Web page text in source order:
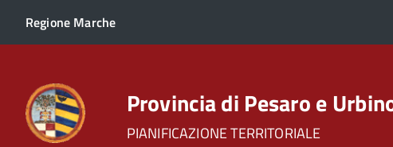
Regione Marche
Provincia di Pesaro e
PIANIFICAZIONE TERRITORIALE